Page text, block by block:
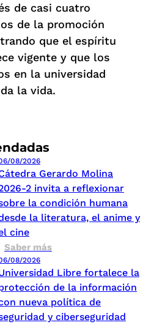
08/2026
Gerardo Molina
2 invita a reflexionar
la condición humana
la literatura, el anime y
cine
Saber más
08/2026
Libre fortalece la
de la información
nueva política de
y ciberseguridad
de casi cuatro
de la promoción
que el espíritu
vigente y que los
en la universidad
la vida.